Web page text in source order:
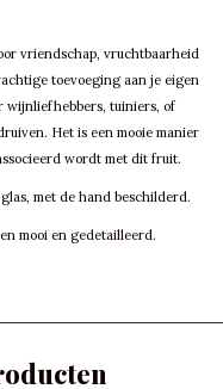
vriendschap, vruchtbaarheid
toevoeging aan je eigen
wijnliefhebbers, tuiniers, of
Het is een mooie manier
wordt met dit fruit.
met de hand beschilderd.
mooi en gedetailleerd.